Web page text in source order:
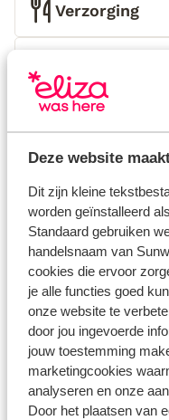
Deze website
Dit zijn kleine
worden geïnstalleerd
Standaard gebruiken
handelsnaam van
cookies die ervoor
je alle functies goed
onze website te
door jou ingevoerde
jouw toestemming
marketingcookies
analyseren en onze
Door het plaatsen van
Verzorging
Wat gasten
Dit zijn 100% echte
jou voorgingen. Meer
8.1 74 ervaringen
Meest geboekt door
7.9 Goed
Goede locatie,
dichtbij mooie
lopen maar niet
zwembad moet
worden. Bungalow
Goede locatie,
dichtbij mooie
lopen maar niet
zwembad moet
worden. Bungalow